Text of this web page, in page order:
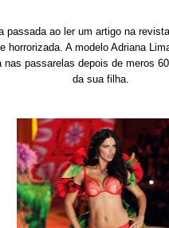
passada ao ler um artigo na
horrorizada. A modelo Adriana
nas passarelas depois de meros
da sua filha.